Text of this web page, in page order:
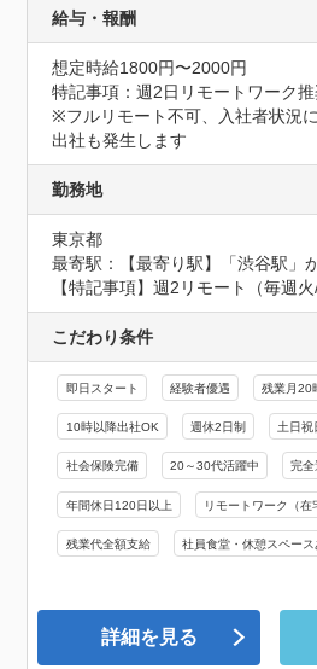
給与・報酬
想定時給1800円〜2000円
特記事項：週2日リモートワーク推
※フルリモート不可、入社者状況
出社も発生します
勤務地
東京都
最寄駅：【最寄り駅】「渋谷駅」
【特記事項】週2リモート（毎週火/
こだわり条件
即日スタート 経験者優遇 残業月20
10時以降出社OK 週休2日制 土日祝
社会保険完備 20～30代活躍中 完全
年間休日120日以上 リモートワーク（在
残業代全額支給 社員食堂・休憩スペース
詳細を見る